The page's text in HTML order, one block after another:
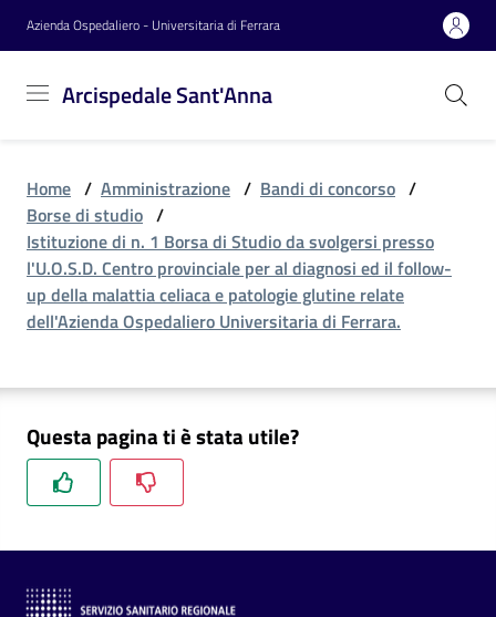
Vai al contenuto
Vai alla navigazione
Vai al footer
Azienda Ospedaliero - Universitaria di Ferrara
Arcispedale Sant'Anna
Sant'Anna
Azienda
Servizi
Novità
Home / Amministrazione / Bandi di concorso /
Borse di studio /
Istituzione di n. 1 Borsa di Studio da svolgersi presso
l'U.O.S.D. Centro provinciale per al diagnosi ed il follow-
up della malattia celiaca e patologie glutine relate
dell'Azienda Ospedaliero Universitaria di Ferrara.
Questa pagina ti è stata utile?